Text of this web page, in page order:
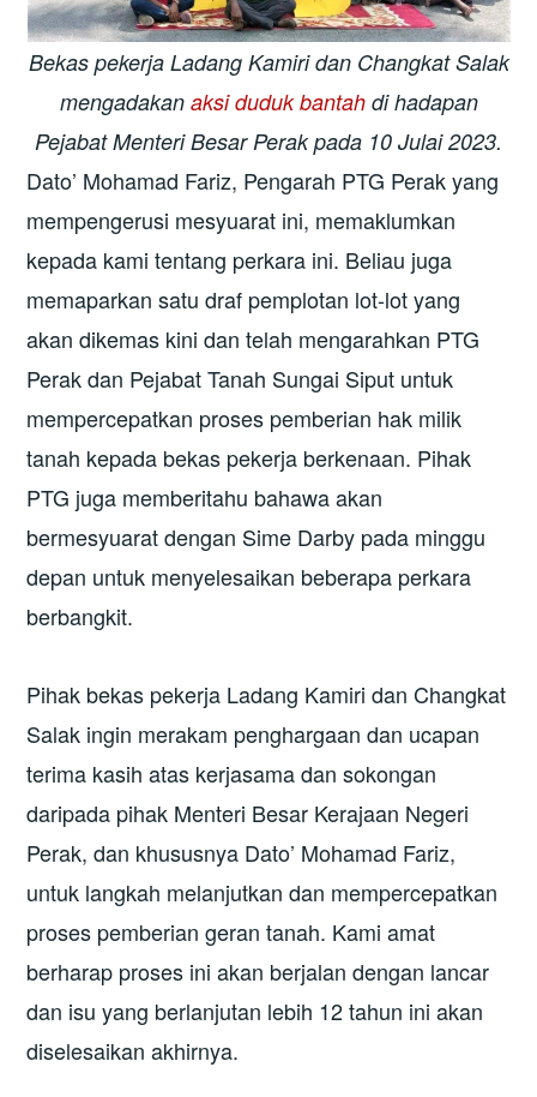
Bekas pekerja Ladang Kamiri dan Changkat Salak
mengadakan aksi duduk bantahdi hadapan
Pejabat Menteri Besar Perak pada 10 Julai 2023.
Dato’ Mohamad Fariz, Pengarah PTG Perak yang
mempengerusi mesyuarat ini, memaklumkan
kepada kami tentang perkara ini. Beliau juga
memaparkan satu draf pemplotan lot-lot yang
akan dikemas kini dan telah mengarahkan PTG
Perak dan Pejabat Tanah Sungai Siput untuk
mempercepatkan proses pemberian hak milik
tanah kepada bekas pekerja berkenaan. Pihak
PTG juga memberitahu bahawa akan
bermesyuarat dengan Sime Darby pada minggu
depan untuk menyelesaikan beberapa perkara
berbangkit.
Pihak bekas pekerja Ladang Kamiri dan Changkat
Salak ingin merakam penghargaan dan ucapan
terima kasih atas kerjasama dan sokongan
daripada pihak Menteri Besar Kerajaan Negeri
Perak, dan khususnya Dato’ Mohamad Fariz,
untuk langkah melanjutkan dan mempercepatkan
proses pemberian geran tanah. Kami amat
berharap proses ini akan berjalan dengan lancar
dan isu yang berlanjutan lebih 12 tahun ini akan
diselesaikan akhirnya.